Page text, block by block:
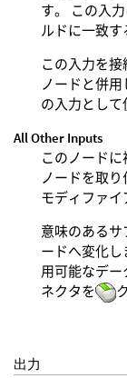
す。 この入
ルドに一致す
この入力を
ノードと併
の入力として
All Other Inputs
このノード
ノードを取
モディファイ
意味のある
ードへ変化
用可能なデ
ネクタを
出力